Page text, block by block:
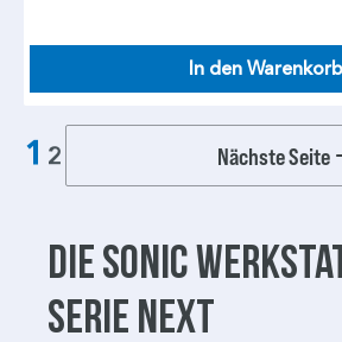
In den Warenkorb
1 2 Nächste Seite
Die Sonic
Serie NEXT